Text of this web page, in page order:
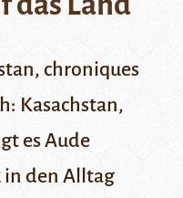
chroniques
Kasachstan,
es Aude
in den Alltag